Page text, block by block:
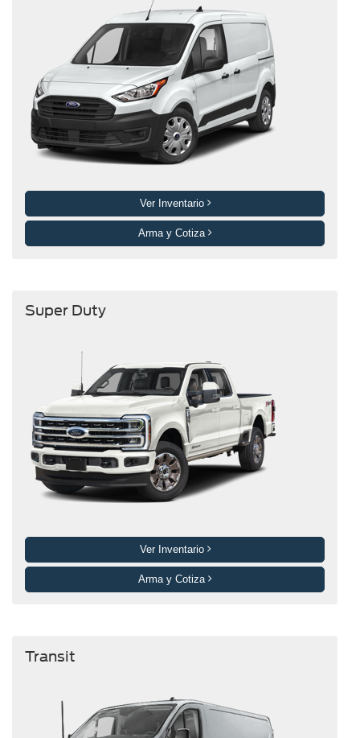
Ver Inventario
Arma y Cotiza
Super Duty
Ver Inventario
Arma y Cotiza
Transit